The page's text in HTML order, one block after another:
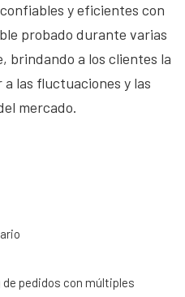
y eficientes con
probado durante varias
brindando a los clientes la
las fluctuaciones y las
mercado.
pedidos con múltiples